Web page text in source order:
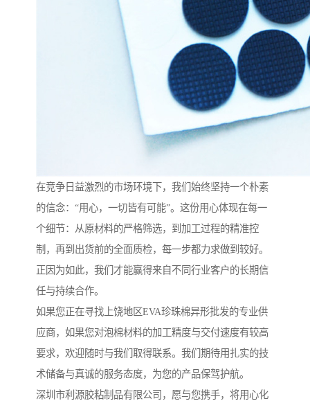
在竞争日益激烈的市场环境下，我们始终坚持一个朴素
的信念：“用心，一切皆有可能”。这份用心体现在每一
个细节：从原材料的严格筛选，到加工过程的精准控
制，再到出货前的全面质检，每一步都力求做到较好。
正因为如此，我们才能赢得来自不同行业客户的长期信
任与持续合作。
如果您正在寻找上饶地区EVA珍珠棉异形批发的专业供
应商，如果您对泡棉材料的加工精度与交付速度有较高
要求，欢迎随时与我们取得联系。我们期待用扎实的技
术储备与真诚的服务态度，为您的产品保驾护航。
深圳市利源胶粘制品有限公司，愿与您携手，将用心化